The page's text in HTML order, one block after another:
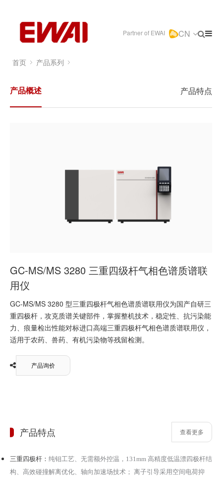
Partner of EWAI CN
首页 产品系列
产品概述 产品特点
GC-MS/MS 3280 三重四级杆气相色谱质谱联
用仪
GC-MS/MS 3280 型三重四极杆气相色谱质谱联用仪为国产自研三
重四极杆，攻克质谱关键部件，掌握整机技术，稳定性、抗污染能
力、痕量检出性能对标进口高端三重四极杆气相色谱质谱联用仪，
适用于农药、兽药、有机污染物等残留检测。
产品询价
产品特点 查看更多
三重四极杆： 纯钼工艺、无需额外控温，1 31mm 高精度低温漂四极杆结
构、高效碰撞解离优化、轴向加速场技术； 离子引导采用空间电荷抑